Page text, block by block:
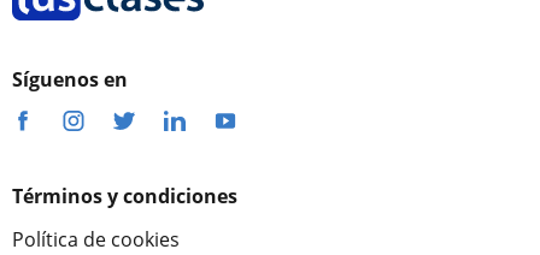
Síguenos en
Términos y condiciones
Política de cookies